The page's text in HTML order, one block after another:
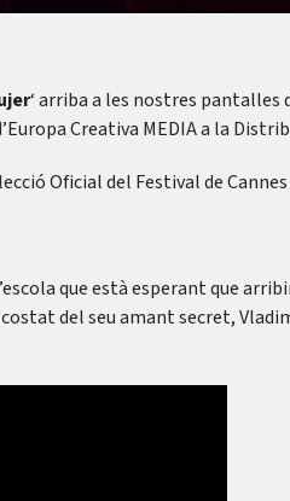
‘ arriba a les nostres pantalles
Creativa MEDIA a la
Oficial del Festival de Cannes
que està esperant que
del seu amant secret,